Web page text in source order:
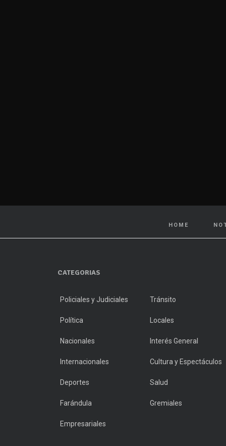
HOME
CATEGORIAS
Policiales y Judiciales Tránsito
Política Locales
Nacionales Interés General
Internacionales Cultura y Espectáculos
Deportes Salud
Farándula Gremiales
Empresariales